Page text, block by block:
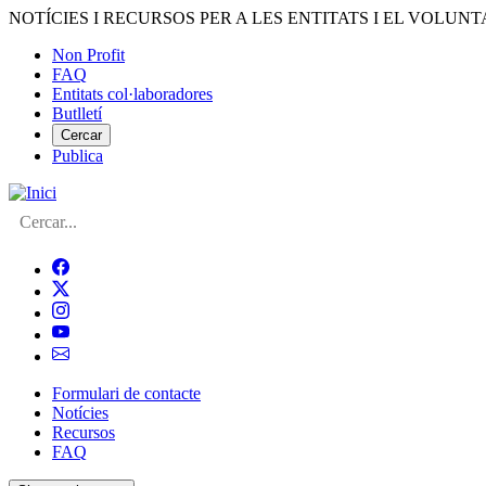
Vés
contingut
NOTÍCIES I RECURSOS PER A LES ENTITATS I EL
Menú
del
compte
d'usuari
Non Profit
FAQ
Entitats col·laboradores
Butlletí
Cercar
Publica
Cerca
Navegació
principal
de
Formulari de contacte
Notícies
Recursos
FAQ